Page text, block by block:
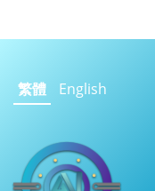
繁體 English